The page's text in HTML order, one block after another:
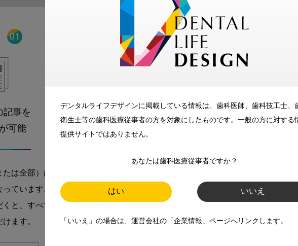
デンタルライフデザインに掲載している情報は、歯科医師、歯科技工士、
衛生士等の歯科医療従事者の方を対象にしたものです。一般の方に対する
提供サイトではありません。
あなたは歯科医療従事者ですか？
はい いいえ
「いいえ」の場合は、運営会社の「企業情報」ページへリンクします。
記事を
可能
は全部）は
ています。
と、すべて
ます。
メリット
メールマガジンでお届け
師、歯科衛生士、歯科技工士）に
お届けします。